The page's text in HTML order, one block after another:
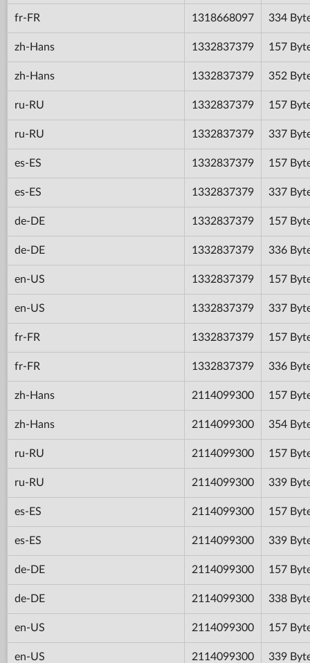
fr-FR 1318668097 334
zh-Hans 1332837379 157
zh-Hans 1332837379 352
ru-RU 1332837379 157
ru-RU 1332837379 337
es-ES 1332837379 157
es-ES 1332837379 337
de-DE 1332837379 157
de-DE 1332837379 336
en-US 1332837379 157
en-US 1332837379 337
fr-FR 1332837379 157
fr-FR 1332837379 336
zh-Hans 2114099300 157
zh-Hans 2114099300 354
ru-RU 2114099300 157
ru-RU 2114099300 339
es-ES 2114099300 157
es-ES 2114099300 339
de-DE 2114099300 157
de-DE 2114099300 338
en-US 2114099300 157
en-US 2114099300 339